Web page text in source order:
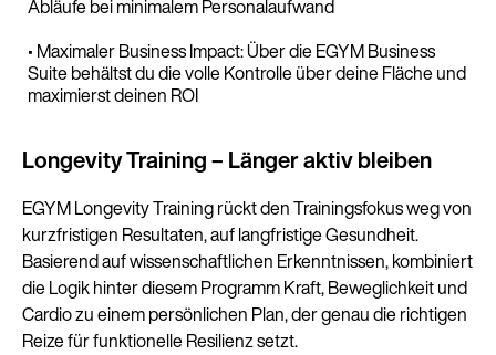
Abläufe bei minimalem Personalaufwand
• Maximaler Business Impact: Über die EGYM Business
Suite behältst du die volle Kontrolle über deine Fläche und
maximierst deinen ROI
Longevity Training – Länger aktiv bleiben
EGYM Longevity Training rückt den Trainingsfokus weg von
kurzfristigen Resultaten, auf langfristige Gesundheit.
Basierend auf wissenschaftlichen Erkenntnissen, kombiniert
die Logik hinter diesem Programm Kraft, Beweglichkeit und
Cardio zu einem persönlichen Plan, der genau die richtigen
Reize für funktionelle Resilienz setzt.